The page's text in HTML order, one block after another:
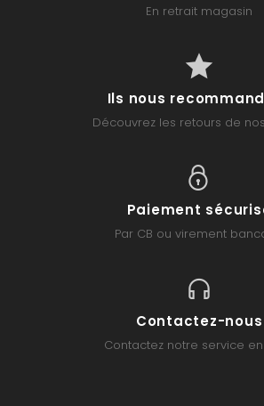
En retrait magasin
Ils nous
Découvrez les retours de
Paiement
Par CB ou virement
Contactez-nous
Contactez notre service